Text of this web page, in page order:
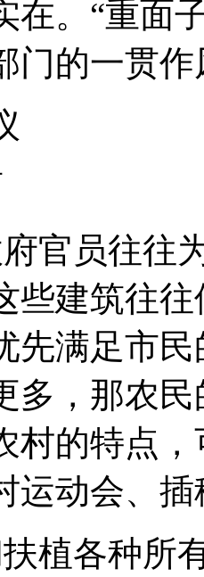
在。“重面
门的一贯
府官员往
些建筑往
先满足市
多，那农
村的特点
运动会、
扶植各种